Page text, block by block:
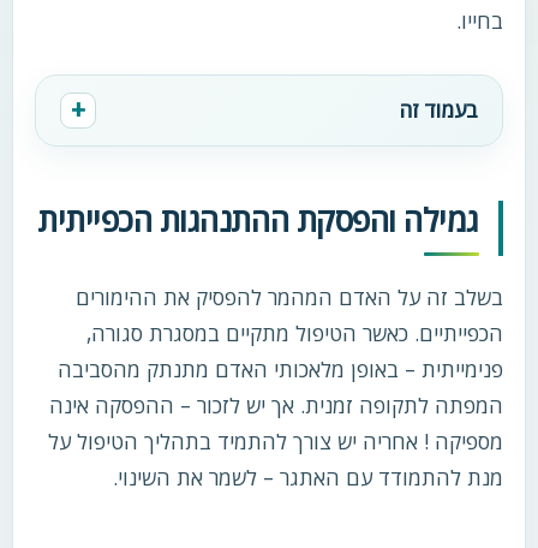
בחייו.
בעמוד זה
גמילה והפסקת ההתנהגות הכפייתית
בשלב זה על האדם המהמר להפסיק את ההימורים
הכפייתיים. כאשר הטיפול מתקיים במסגרת סגורה,
פנימייתית – באופן מלאכותי האדם מתנתק מהסביבה
המפתה לתקופה זמנית. אך יש לזכור – ההפסקה אינה
מספיקה ! אחריה יש צורך להתמיד בתהליך הטיפול על
מנת להתמודד עם האתגר – לשמר את השינוי.